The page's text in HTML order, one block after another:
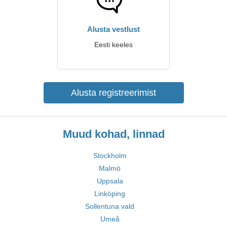
Alusta vestlust
Eesti keeles
Alusta registreerimist
Muud kohad, linnad
Stockholm
Malmö
Uppsala
Linköping
Sollentuna vald
Umeå